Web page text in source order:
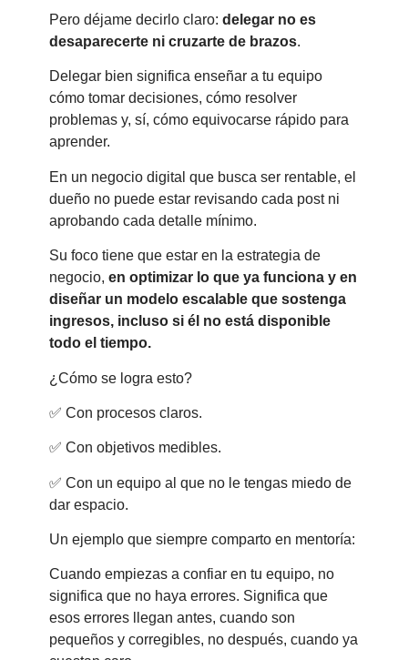
Pero déjame decirlo claro: delegar no es
desaparecerte ni cruzarte de brazos.
Delegar bien significa enseñar a tu equipo
cómo tomar decisiones, cómo resolver
problemas y, sí, cómo equivocarse rápido para
aprender.
En un negocio digital que busca ser rentable, el
dueño no puede estar revisando cada post ni
aprobando cada detalle mínimo.
Su foco tiene que estar en la estrategia de
negocio, en optimizar lo que ya funciona y en
diseñar un modelo escalable que sostenga
ingresos, incluso si él no está disponible
todo el tiempo.
¿Cómo se logra esto?
✅ Con procesos claros.
✅ Con objetivos medibles.
✅ Con un equipo al que no le tengas miedo de
dar espacio.
Un ejemplo que siempre comparto en mentoría:
Cuando empiezas a confiar en tu equipo, no
significa que no haya errores. Significa que
esos errores llegan antes, cuando son
pequeños y corregibles, no después, cuando ya